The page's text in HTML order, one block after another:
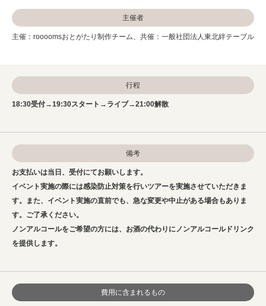
主催者
主催：roooomsおとがたり制作チーム、共催：一般社団法人東北絆テーブル
行程
18:30受付→19:30スタート→ライブ→21:00解散
備考
お支払いは当日、受付にてお願いします。
イベント実施の際には感染防止対策を行いツアーを実施させていただきま
す。また、イベント実施の直前でも、急な変更や中止がある場合もありま
す。ご了承ください。
ノンアルコールをご希望の方には、お酒の代わりにノンアルコールドリンク
を提供します。
費用に含まれるもの